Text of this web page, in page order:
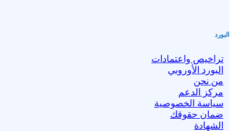
البورد
تراخيص واعتمادات
البورد الأوروبي
من نحن
مركز الدعم
سياسة الخصوصية
ضمان حقوقك
الشهادة